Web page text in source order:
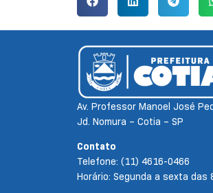
Av. Professor Manoel José
Jd. Nomura – Cotia – SP
Contato
Telefone: (11) 4616-0466
Horário: Segunda a sexta das